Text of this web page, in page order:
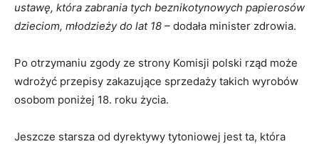
ustawę, która zabrania tych beznikotynowych papierosów
dzieciom, młodzieży do lat 18 – dodała minister zdrowia.
Po otrzymaniu zgody ze strony Komisji polski rząd może
wdrożyć przepisy zakazujące sprzedaży takich wyrobów
osobom poniżej 18. roku życia.
Jeszcze starsza od dyrektywy tytoniowej jest ta, która